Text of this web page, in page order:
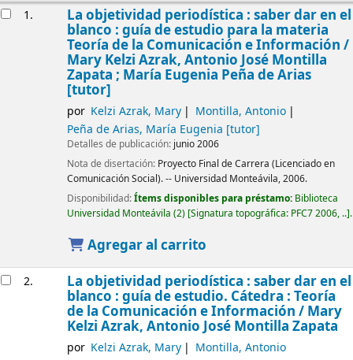
1. La objetividad periodística : saber dar en el
blanco : guía de estudio para la materia
Teoría de la Comunicación e Información /
Mary Kelzi Azrak, Antonio José Montilla
Zapata ; María Eugenia Peña de Arias
[tutor]
por Kelzi Azrak, Mary
Montilla, Antonio
Peña de Arias, María Eugenia [tutor]
Detalles de publicación: junio 2006
Nota de disertación: Proyecto Final de Carrera (Licenciado en
Comunicación Social). -- Universidad Monteávila, 2006.
Disponibilidad:Ítems disponibles para préstamo: Biblioteca
Universidad Monteávila (2) Signatura topográfica: PFC7 2006, .. .
Agregar al carrito
2. La objetividad periodística : saber dar en el
blanco : guía de estudio. Cátedra : Teoría
de la Comunicación e Información / Mary
Kelzi Azrak, Antonio José Montilla Zapata
por Kelzi Azrak, Mary Montilla, Antonio